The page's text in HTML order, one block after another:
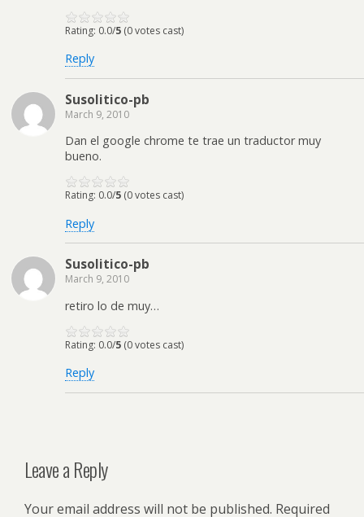
Rating: 0.0/5 (0 votes cast)
Reply
Susolitico-pb
March 9, 2010
Dan el google chrome te trae un traductor muy
bueno.
Rating: 0.0/5 (0 votes cast)
Reply
Susolitico-pb
March 9, 2010
retiro lo de muy…
Rating: 0.0/5 (0 votes cast)
Reply
Leave a Reply
Your email address will not be published. Required